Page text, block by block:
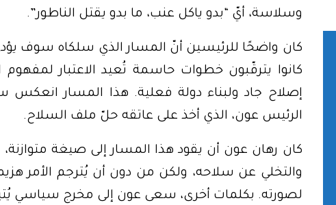
وسلاسة، أيّ “بدو ياكل عنب، ما بدو يقتل الناطور”.
كان واضحًا للرئيسين أنّ المسار الذي سلكاه سوف
كانوا يترقّبون خطوات حاسمة تُعيد الاعتبار لمفهوم
إصلاح جاد ولبناء دولة فعلية. هذا المسار
الرئيس عون، الذي أخذ على عاتقه حلّ ملف السلاح.
كان رهان عون أن يقود هذا المسار إلى صيغة متوازنة،
والتخلي عن سلاحه، ولكن من دون أن يُترجم الأمر
لصورته. بكلمات أخرى، سعى عون إلى مخرج سياسي